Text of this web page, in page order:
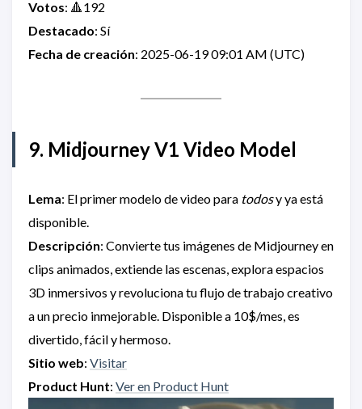
Votos: 🔺192
Destacado: Sí
Fecha de creación: 2025-06-19 09:01 AM (UTC)
9. Midjourney V1 Video Model
Lema: El primer modelo de video para todosy ya está
disponible.
Descripción: Convierte tus imágenes de Midjourney en
clips animados, extiende las escenas, explora espacios
3D inmersivos y revoluciona tu flujo de trabajo creativo
a un precio inmejorable. Disponible a 10$/mes, es
divertido, fácil y hermoso.
Sitio web: Visitar
Product Hunt: Ver en Product Hunt